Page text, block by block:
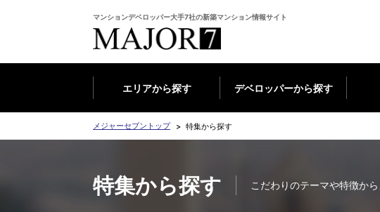
マンションデベロッパー大手7社の新築マンション情報サイト
エリアから探す デベロッパーから探す
メジャーセブントップ 特集から探す
特集から探す こだわりのテーマや特徴から